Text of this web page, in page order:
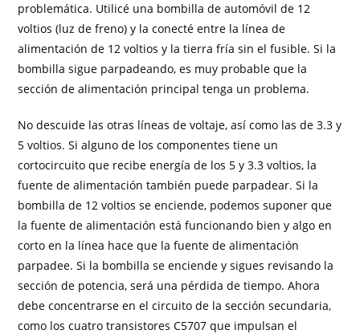
problemática. Utilicé una bombilla de automóvil de 12
voltios (luz de freno) y la conecté entre la línea de
alimentación de 12 voltios y la tierra fría sin el fusible. Si la
bombilla sigue parpadeando, es muy probable que la
sección de alimentación principal tenga un problema.
No descuide las otras líneas de voltaje, así como las de 3.3 y
5 voltios. Si alguno de los componentes tiene un
cortocircuito que recibe energía de los 5 y 3.3 voltios, la
fuente de alimentación también puede parpadear. Si la
bombilla de 12 voltios se enciende, podemos suponer que
la fuente de alimentación está funcionando bien y algo en
corto en la línea hace que la fuente de alimentación
parpadee. Si la bombilla se enciende y sigues revisando la
sección de potencia, será una pérdida de tiempo. Ahora
debe concentrarse en el circuito de la sección secundaria,
como los cuatro transistores C5707 que impulsan el